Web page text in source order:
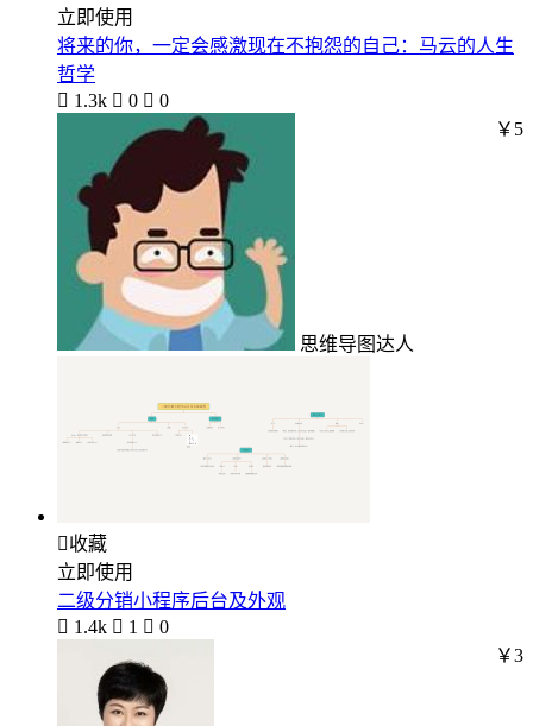
立即使用
将来的你，一定会感激现在不抱怨的自己：马云的人生
哲学
 1.3k  0  0
思维导图达人
￥5
收藏
立即使用
二级分销小程序后台及外观
 1.4k  1  0
￥3